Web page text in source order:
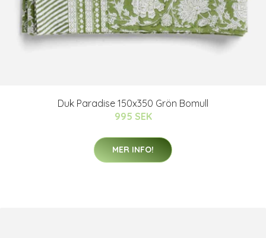
Duk Paradise 150x350 Grön Bomull
995 SEK
MER INFO!